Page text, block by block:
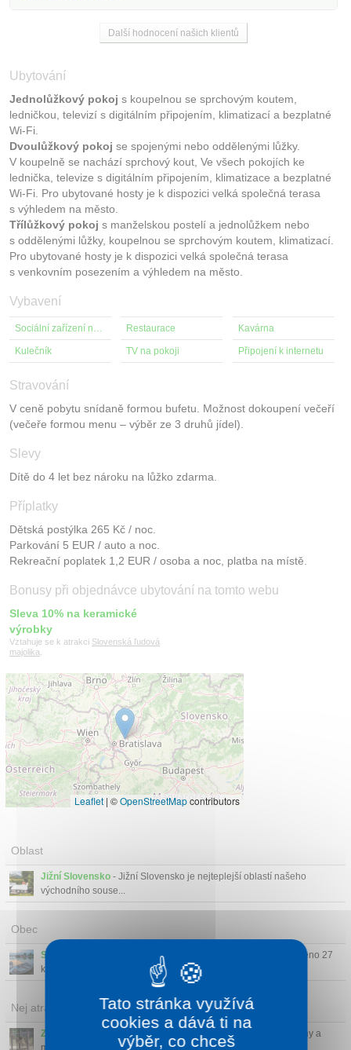
Další hodnocení našich klientů
Ubytování
Jednolůžkový pokoj s koupelnou se sprchovým koutem,
ledničkou, televizí s digitálním připojením, klimatizací a bezplatné
Wi-Fi.
Dvoulůžkový pokoj se spojenými nebo oddělenými lůžky.
V koupelně se nachází sprchový kout, Ve všech pokojích ke
lednička, televize s digitálním připojením, klimatizace a bezplatné
Wi-Fi. Pro ubytované hosty je k dispozici velká společná terasa
s výhledem na město.
Třílůžkový pokoj s manželskou postelí a jednolůžkem nebo
s oddělenými lůžky, koupelnou se sprchovým koutem, klimatizací.
Pro ubytované hosty je k dispozici velká společná terasa
s venkovním posezením a výhledem na město.
Vybavení
Sociální zařízení na pokoji Restaurace Kavárna
Kulečník TV na pokoji Připojení k internetu
Stravování
V ceně pobytu snídaně formou bufetu. Možnost dokoupení večeří
(večeře formou menu – výběr ze 3 druhů jídel).
Slevy
Dítě do 4 let bez nároku na lůžko zdarma.
Příplatky
Dětská postýlka 265 Kč / noc.
Parkování 5 EUR / auto a noc.
Rekreační poplatek 1,2 EUR / osoba a noc, platba na místě.
Bonusy při objednávce ubytování na tomto webu
Sleva 10% na keramické
výrobky
Vztahuje se k atrakci Slovenská ľudová
majolika
Leaflet | ©OpenStreetMapcontributors
Oblast
Jižní Slovensko - Jižní Slovensko je nejteplejší oblastí našeho
východního souse...
Obec
Senec
- Město Senec leží na jihozápadě Slovenska a je vzdáleno 27
km od rakouských...
Nej atrakce v okolí
Zoo Bratislava (25 km)
- Zoologická zahrada s krásnými výběhy a
množstvím ohrožený...
Tato stránka využívá
cookies a dává ti na
výběr, co chceš